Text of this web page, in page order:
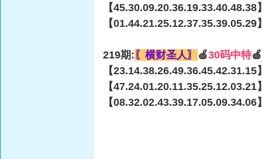
【45.30.09.20.36.19.33.40.48.38
【01.44.21.25.12.37.35.39.05.29
219期: 〖横财圣人〗 🍏30码中特
【23.14.38.26.49.36.45.42.31.15
【47.24.01.20.11.35.25.12.03.21
【08.32.02.43.39.17.05.09.34.06